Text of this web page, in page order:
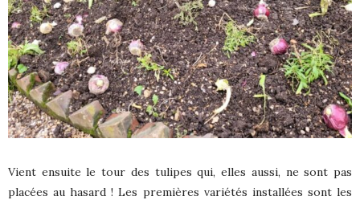
Vient ensuite le tour des tulipes qui, elles aussi, ne sont pas
placées au hasard ! Les premières variétés installées sont les